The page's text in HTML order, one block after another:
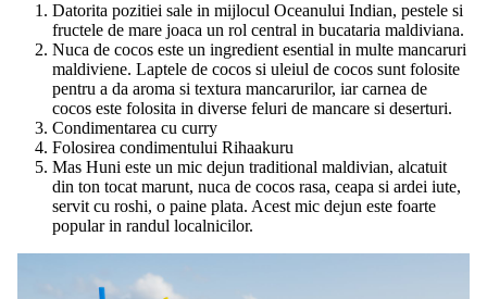
Datorita pozitiei sale in mijlocul Oceanului Indian, pestele si
fructele de mare joaca un rol central in bucataria maldiviana.
Nuca de cocos este un ingredient esential in multe mancaruri
maldiviene. Laptele de cocos si uleiul de cocos sunt folosite
pentru a da aroma si textura mancarurilor, iar carnea de
cocos este folosita in diverse feluri de mancare si deserturi.
Condimentarea cu curry
Folosirea condimentului Rihaakuru
Mas Huni este un mic dejun traditional maldivian, alcatuit
din ton tocat marunt, nuca de cocos rasa, ceapa si ardei iute,
servit cu roshi, o paine plata. Acest mic dejun este foarte
popular in randul localnicilor.